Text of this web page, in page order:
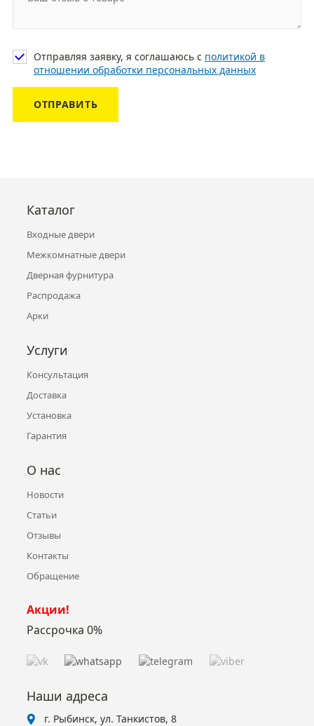
Отправляя заявку, я соглашаюсь с политикой в
отношении обработки персональных данных
ОТПРАВИТЬ
Наши адреса
г. Рыбинск, ул. Танкистов, 8
Каталог
Входные двери
Межкомнатные двери
Дверная фурнитура
Распродажа
Арки
Услуги
Консультация
Доставка
Установка
Гарантия
О нас
Новости
Статьи
Отзывы
Контакты
Обращение
Акции!
Рассрочка 0%